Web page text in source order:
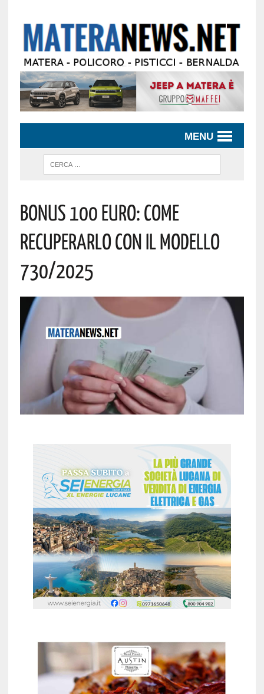
MENU
Bonus 100 Euro: Come
Recuperarlo Con Il Modello
730/2025